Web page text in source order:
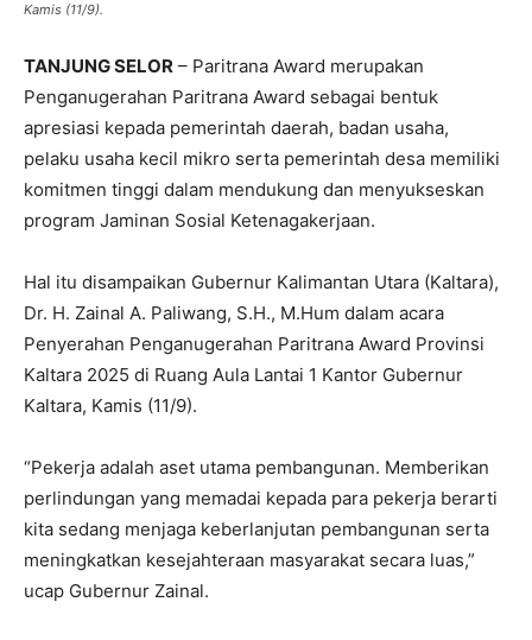
Kamis (11/9).
TANJUNG SELOR – Paritrana Award merupakan
Penganugerahan Paritrana Award sebagai bentuk
apresiasi kepada pemerintah daerah, badan usaha,
pelaku usaha kecil mikro serta pemerintah desa memiliki
komitmen tinggi dalam mendukung dan menyukseskan
program Jaminan Sosial Ketenagakerjaan.
Hal itu disampaikan Gubernur Kalimantan Utara (Kaltara),
Dr. H. Zainal A. Paliwang, S.H., M.Hum dalam acara
Penyerahan Penganugerahan Paritrana Award Provinsi
Kaltara 2025 di Ruang Aula Lantai 1 Kantor Gubernur
Kaltara, Kamis (11/9).
“Pekerja adalah aset utama pembangunan. Memberikan
perlindungan yang memadai kepada para pekerja berarti
kita sedang menjaga keberlanjutan pembangunan serta
meningkatkan kesejahteraan masyarakat secara luas,”
ucap Gubernur Zainal.